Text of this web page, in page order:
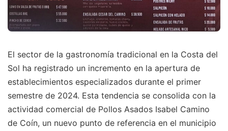
El sector de la gastronomía tradicional en la Costa del
Sol ha registrado un incremento en la apertura de
establecimientos especializados durante el primer
semestre de 2024. Esta tendencia se consolida con la
actividad comercial de Pollos Asados Isabel Camino
de Coín, un nuevo punto de referencia en el municipio